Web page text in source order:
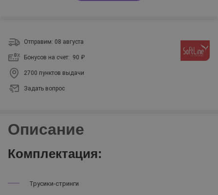
Отправим: 08 августа
Бонусов на счет: 90 ₽
2700 пунктов выдачи
Задать вопрос
Описание
Комплектация:
Трусики-стринги